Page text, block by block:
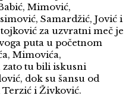
Mimović,
Samardžić, Jović i
za uzvratni meč je
puta u početnom
Mimovića,
zato tu bili iskusni
dok su šansu od
i Živković.